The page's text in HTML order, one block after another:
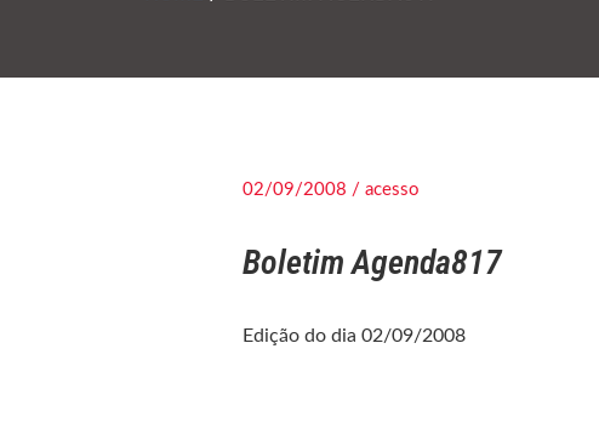
02/09/2008 / acesso
Boletim Agenda817
Edição do dia 02/09/2008